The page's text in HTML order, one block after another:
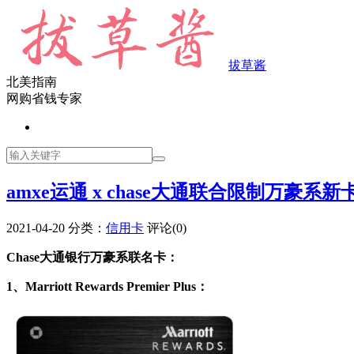
拔草酱
北美指南
网购省钱专家
amxe运通 x chase大通联合限制万豪系新
2021-04-20 分类： 信用卡 评论(0)
Chase大通银行万豪系联名卡：
1、Marriott Rewards Premier Plus：